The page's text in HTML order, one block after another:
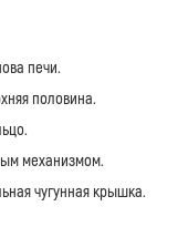
печи.
половина.
механизмом.
чугунная крышка.